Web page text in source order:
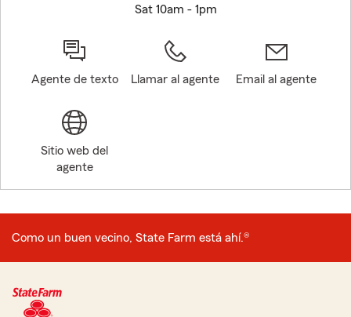
Sat 10am - 1pm
Agente de texto Llamar al agente Email al agente
Sitio web del
agente
Como un buen vecino, State Farm está ahí.®